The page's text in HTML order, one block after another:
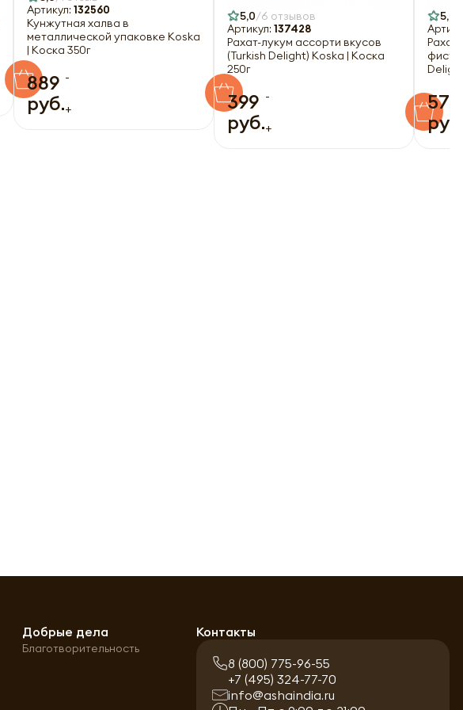
Артикул: 132560
Кунжутная халва в
металлической упаковке Koska
| Коска 350г
889
руб.
-
+
5,0 6 отзывов
Артикул: 137428
Рахат-лукум ассорти вкусов
(Turkish Delight) Koska | Коска
250г
399
руб.
-
+
5,0
579
Добрые дела
Благотворительность
Контакты
8 (800) 775-96-55
+7 (495) 324-77-70
info@ashaindia.ru